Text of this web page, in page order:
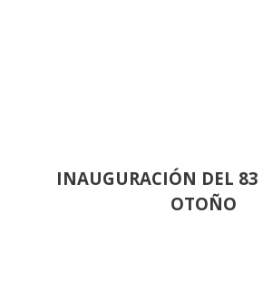
INAUGURACIÓN DEL 83
OTOÑO